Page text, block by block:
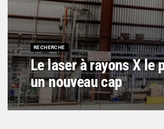
RECHERCHE
Le laser à rayons X le
un nouveau cap